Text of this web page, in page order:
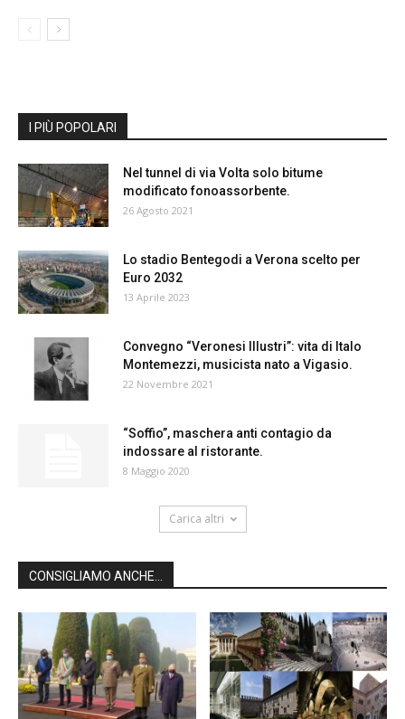
I PIÙ POPOLARI
Nel tunnel di via Volta solo bitume
modificato fonoassorbente.
26 Agosto 2021
Lo stadio Bentegodi a Verona scelto per
Euro 2032
13 Aprile 2023
Convegno “Veronesi Illustri”: vita di Italo
Montemezzi, musicista nato a Vigasio.
22 Novembre 2021
“Soffio”, maschera anti contagio da
indossare al ristorante.
8 Maggio 2020
Carica altri
CONSIGLIAMO ANCHE...